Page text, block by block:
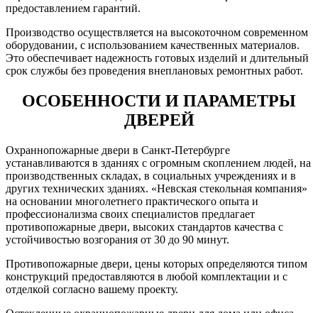
предоставлением гарантий.
Производство осуществляется на высокоточном современном
оборудовании, с использованием качественных материалов.
Это обеспечивает надежность готовых изделий и длительный
срок службы без проведения внеплановых ремонтных работ.
ОСОБЕННОСТИ И ПАРАМЕТРЫ
ДВЕРЕЙ
Охраннопожарные двери в Санкт-Петербурге
устанавливаются в зданиях с огромным скоплением людей, на
производственных складах, в социальных учреждениях и в
других технических зданиях. «Невская стекольная компания»
на основании многолетнего практического опыта и
профессионализма своих специалистов предлагает
противопожарные двери, высоких стандартов качества с
устойчивостью возгорания от 30 до 90 минут.
Противопожарные двери, цены которых определяются типом
конструкций предоставляются в любой комплектации и с
отделкой согласно вашему проекту.